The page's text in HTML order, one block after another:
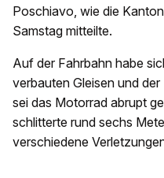
Poschiavo, wie die
Samstag mitteilte.
Auf der Fahrbahn habe
verbauten Gleisen und
sei das Motorrad abrupt
schlitterte rund sechs
verschiedene